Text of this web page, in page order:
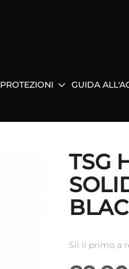
PROTEZIONI GUIDA
TSG
Sii il primo a